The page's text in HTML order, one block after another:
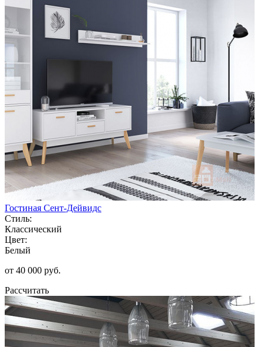
Гостиная Сент-Дейвидс
Стиль:
Классический
Цвет:
Белый
от 40 000 руб.
Рассчитать